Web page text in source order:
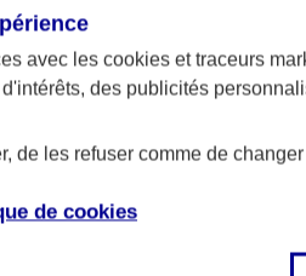
avec les cookies et traceurs
des publicités
de les refuser comme de
de cookies